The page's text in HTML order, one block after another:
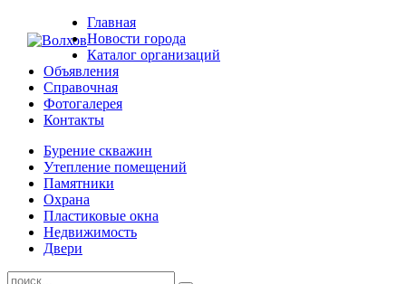
Главная
Новости города
Каталог организаций
Объявления
Справочная
Фотогалерея
Контакты
Бурение скважин
Утепление помещений
Памятники
Охрана
Пластиковые окна
Недвижимость
Двери